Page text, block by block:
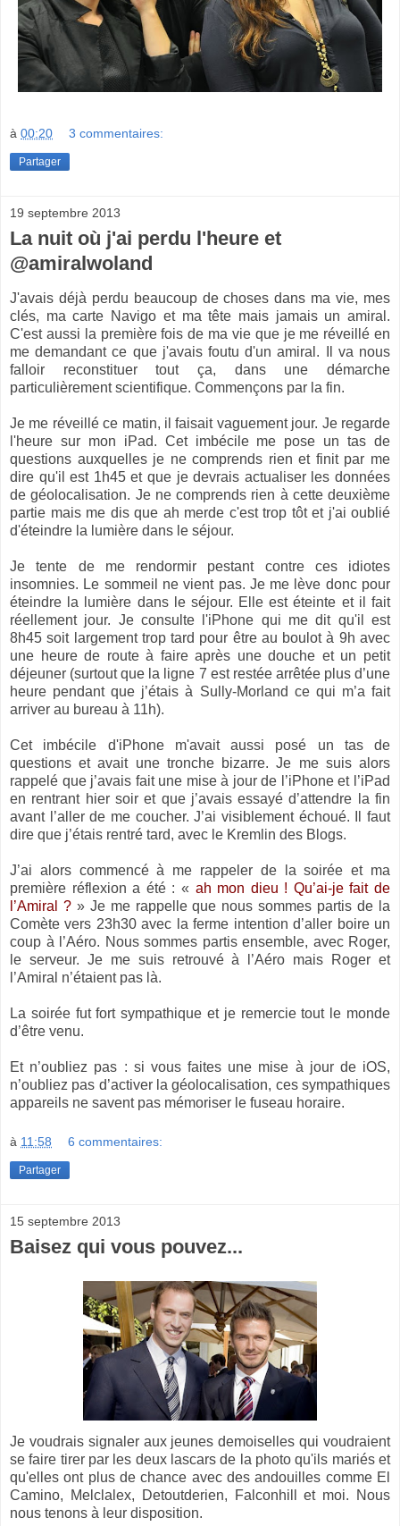
à 00:20 3 commentaires:
Partager
19 septembre 2013
La nuit où j'ai perdu l'heure et
@amiralwoland
J'avais déjà perdu beaucoup de choses dans ma vie, mes
clés, ma carte Navigo et ma tête mais jamais un amiral.
C'est aussi la première fois de ma vie que je me réveillé en
me demandant ce que j'avais foutu d'un amiral. Il va nous
falloir reconstituer tout ça, dans une démarche
particulièrement scientifique. Commençons par la fin.
Je me réveillé ce matin, il faisait vaguement jour. Je regarde
l'heure sur mon iPad. Cet imbécile me pose un tas de
questions auxquelles je ne comprends rien et finit par me
dire qu'il est 1h45 et que je devrais actualiser les données
de géolocalisation. Je ne comprends rien à cette deuxième
partie mais me dis que ah merde c'est trop tôt et j'ai oublié
d'éteindre la lumière dans le séjour.
Je tente de me rendormir pestant contre ces idiotes
insomnies. Le sommeil ne vient pas. Je me lève donc pour
éteindre la lumière dans le séjour. Elle est éteinte et il fait
réellement jour. Je consulte l'iPhone qui me dit qu'il est
8h45 soit largement trop tard pour être au boulot à 9h avec
une heure de route à faire après une douche et un petit
déjeuner (surtout que la ligne 7 est restée arrêtée plus d’une
heure pendant que j’étais à Sully-Morland ce qui m’a fait
arriver au bureau à 11h).
Cet imbécile d'iPhone m'avait aussi posé un tas de
questions et avait une tronche bizarre. Je me suis alors
rappelé que j’avais fait une mise à jour de l’iPhone et l’iPad
en rentrant hier soir et que j’avais essayé d’attendre la fin
avant l’aller de me coucher. J’ai visiblement échoué. Il faut
dire que j’étais rentré tard, avec le Kremlin des Blogs.
J’ai alors commencé à me rappeler de la soirée et ma
première réflexion a été : « ah mon dieu ! Qu’ai-je fait de
l’Amiral ?» Je me rappelle que nous sommes partis de la
Comète vers 23h30 avec la ferme intention d’aller boire un
coup à l’Aéro. Nous sommes partis ensemble, avec Roger,
le serveur. Je me suis retrouvé à l’Aéro mais Roger et
l’Amiral n’étaient pas là.
La soirée fut fort sympathique et je remercie tout le monde
d’être venu.
Et n’oubliez pas : si vous faites une mise à jour de iOS,
n’oubliez pas d’activer la géolocalisation, ces sympathiques
appareils ne savent pas mémoriser le fuseau horaire.
à 11:58 6 commentaires:
Partager
15 septembre 2013
Baisez qui vous pouvez...
Je voudrais signaler aux jeunes demoiselles qui voudraient
se faire tirer par les deux lascars de la photo qu'ils mariés et
qu'elles ont plus de chance avec des andouilles comme El
Camino, Melclalex, Detoutderien, Falconhill et moi. Nous
nous tenons à leur disposition.